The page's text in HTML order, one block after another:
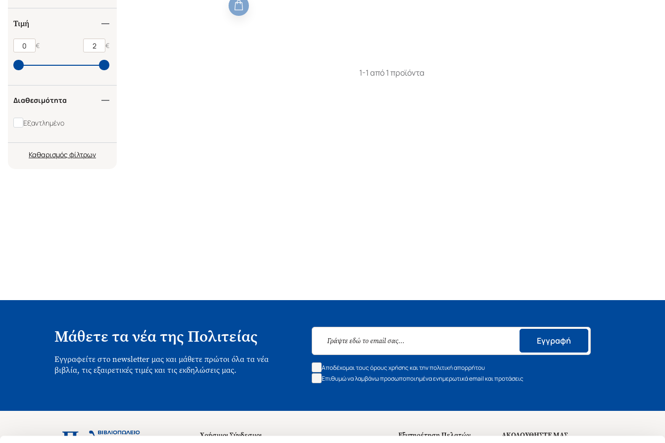
Τιμή
€ €
Διαθεσιμότητα
Εξαντλημένο
Καθαρισμός
1-1 από 1 προϊόντα
Μάθετε τα νέα της Πολιτείας
Εγγραφείτε στο newsletter μας και μάθετε πρώτοι όλα τα νέα
βιβλία, τις εξαιρετικές τιμές και τις εκδηλώσεις μας.
Εγγραφή
Αποδέχομαι τους όρους χρήσης και την πολιτική απορρήτου
Επιθυμώ να λαμβάνω προσωποποιημένα ενημερωτικά email και προτάσεις
Χρήσιμοι Σύνδεσμοι Εξυπηρέτηση Πελατών ΑΚΟΛΟΥΘΗΣΤΕ ΜΑΣ